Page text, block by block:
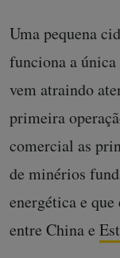
Uma pequena
funciona a
vem atraindo
primeira
comercial as
de minérios
energética e
entre China e